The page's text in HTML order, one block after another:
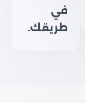
في
طريقك.